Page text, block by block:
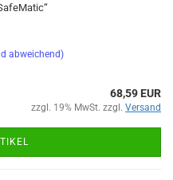
abweichend)
68,59 EUR
zzgl. 19% MwSt. zzgl. Versand